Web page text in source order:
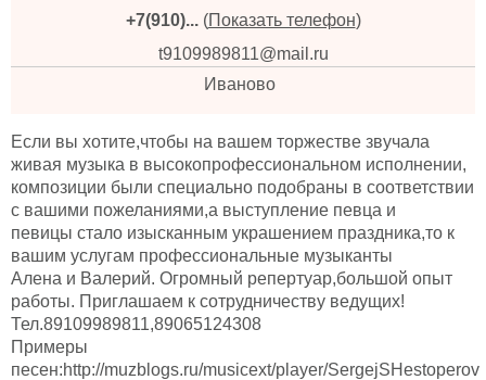
+7(910)... (Показать телефон)
t9109989811@mail.ru
Иваново
Если вы хотите,чтобы на вашем торжестве звучала
живая музыка в высокопрофессиональном исполнении,
композиции были специально подобраны в соответствии
с вашими пожеланиями,а выступление певца и
певицы стало изысканным украшением праздника,то к
вашим услугам профессиональные музыканты
Алена и Валерий. Огромный репертуар,большой опыт
работы. Приглашаем к сотрудничеству ведущих!
Тел.89109989811,89065124308
Примеры
песен:http://muzblogs.ru/musicext/player/SergejSHestoperov